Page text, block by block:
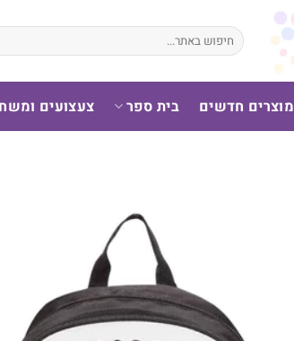
חיפוש
עבור:
מוצרים חדשים בית ספר צעצועים